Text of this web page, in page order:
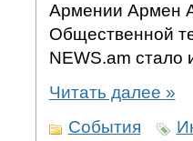
Армении Армен
Общественной
NEWS.am стало
Читать далее »
События